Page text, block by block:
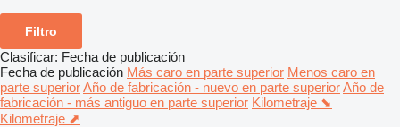
Filtro
Clasificar: Fecha de publicación
Fecha de publicación Más caro en parte superior Menos caro en
parte superiorAño de fabricación - nuevo en parte superiorAño de
fabricación - más antiguo en parte superior Kilometraje ⬊
Kilometraje ⬈